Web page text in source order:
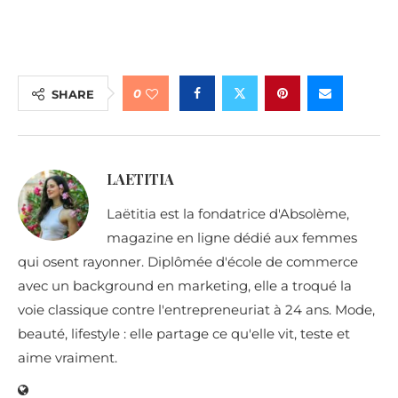
SHARE 0
LAETITIA
Laëtitia est la fondatrice d'Absolème,
magazine en ligne dédié aux femmes
qui osent rayonner. Diplômée d'école de commerce
avec un background en marketing, elle a troqué la
voie classique contre l'entrepreneuriat à 24 ans. Mode,
beauté, lifestyle : elle partage ce qu'elle vit, teste et
aime vraiment.